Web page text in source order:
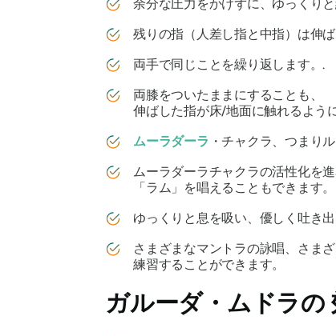
余分な圧力をかけずに、ゆっくり
残りの指（人差し指と中指）は伸
両手で同じことを繰り返します。.
両膝をついたままにすることも、
伸ばした指が床/地面に触れるよう
ムーラダーラ ・チャクラ、つまり
ムーラダーラチャクラの活性化を
「ラム」を唱えることもできます。
ゆっくりと息を吸い、優しく吐き
さまざまなマントラの詠唱、さま
練習することができます。
ガルーダ・ムドラの